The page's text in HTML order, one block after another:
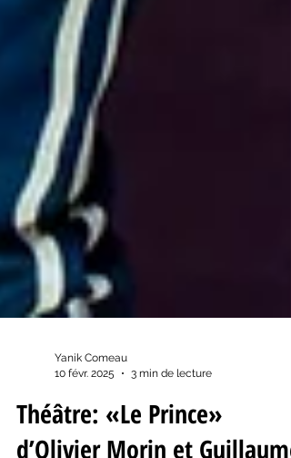
10 févr. 2025
3 min de lecture